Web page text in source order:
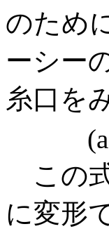
のため
ーシー
糸口を
(a
この
に変形